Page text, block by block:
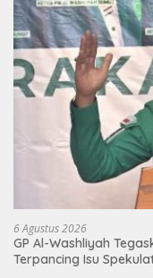
6 Agustus 2026
GP Al-Washliyah
Terpancing Isu